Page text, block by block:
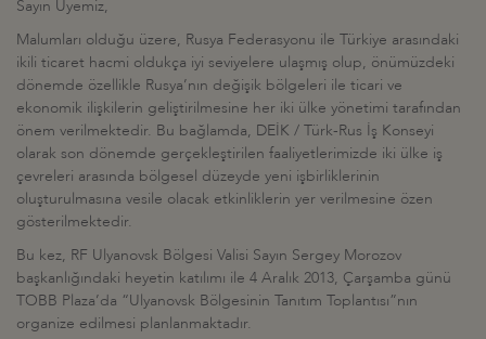
Sayın Üyemiz,
Malumları olduğu üzere, Rusya Federasyonu ile Türkiye arasındaki
ikili ticaret hacmi oldukça iyi seviyelere ulaşmış olup, önümüzdeki
dönemde özellikle Rusya’nın değişik bölgeleri ile ticari ve
ekonomik ilişkilerin geliştirilmesine her iki ülke yönetimi tarafından
önem verilmektedir. Bu bağlamda, DEİK / Türk-Rus İş Konseyi
olarak son dönemde gerçekleştirilen faaliyetlerimizde iki ülke iş
çevreleri arasında bölgesel düzeyde yeni işbirliklerinin
oluşturulmasına vesile olacak etkinliklerin yer verilmesine özen
gösterilmektedir.
Bu kez, RF Ulyanovsk Bölgesi Valisi Sayın Sergey Morozov
başkanlığındaki heyetin katılımı ile 4 Aralık 2013, Çarşamba günü
TOBB Plaza’da “Ulyanovsk Bölgesinin Tanıtım Toplantısı”nın
organize edilmesi planlanmaktadır.